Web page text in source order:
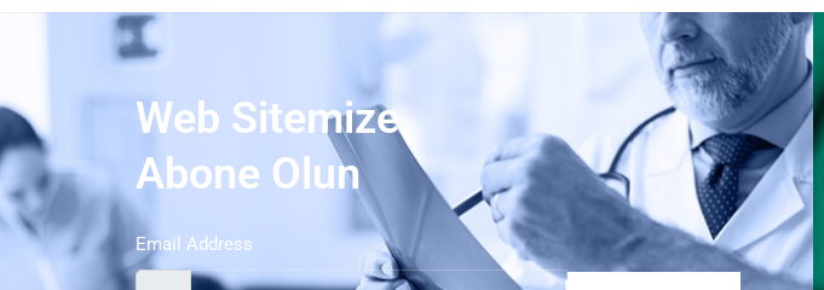
Web Sitemize
Abone Olun
Email Address